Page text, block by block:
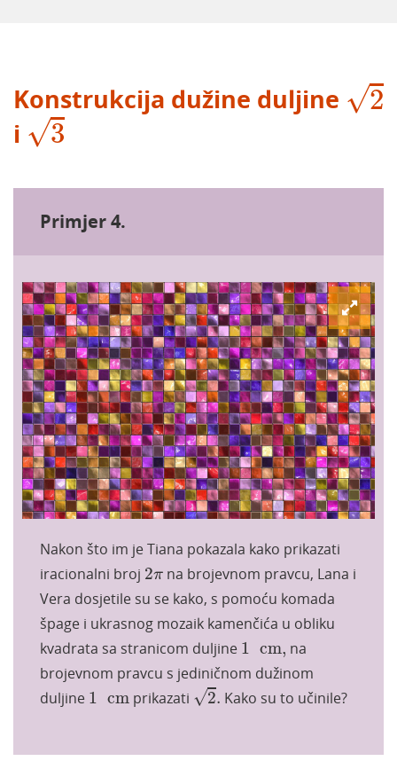
Konstrukcija dužine duljine √2
i √3
3
Primjer 4.
Nakon što im je Tiana pokazala kako prikazati
iracionalni broj 2π
2π na brojevnom pravcu, Lana i
Vera dosjetile su se kako, s pomoću komada
špage i ukrasnog mozaik kamenčića u obliku
kvadrata sa stranicom duljine 1 cm,
1 cm, na
brojevnom pravcu s jediničnom dužinom
duljine 1 cm
1 cm prikazati √2.
2. Kako su to učinile?